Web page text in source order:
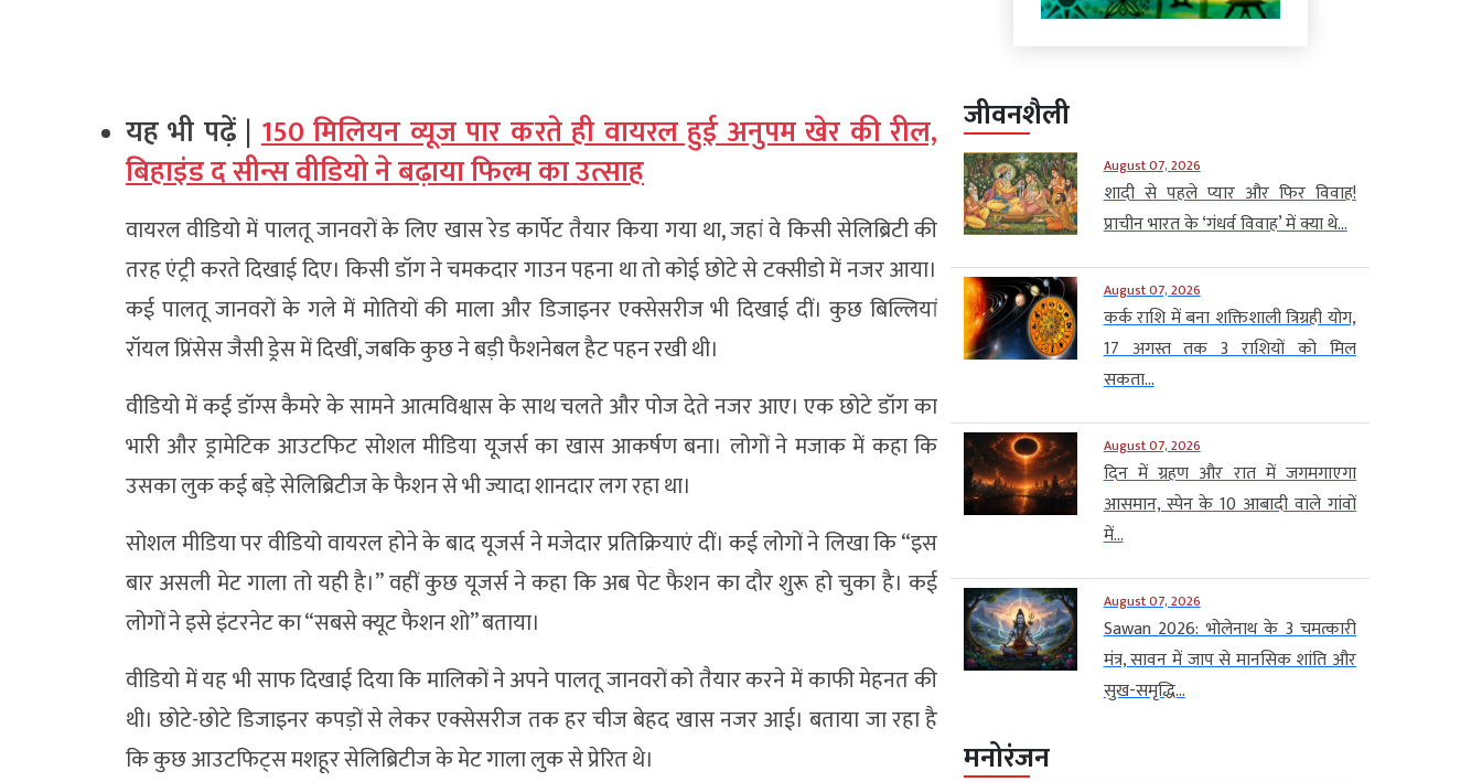
यह भी पढ़ें |150 मिलियन व्यूज पार करते ही वायरल हुई अनुपम खेर की रील,
बिहाइंड द सीन्स वीडियो ने बढ़ाया फिल्म का उत्साह
वायरल वीडियो में पालतू जानवरों के लिए खास रेड कार्पेट तैयार किया गया था, जहां वे किसी सेलिब्रिटी की
तरह एंट्री करते दिखाई दिए। किसी डॉग ने चमकदार गाउन पहना था तो कोई छोटे से टक्सीडो में नजर आया।
कई पालतू जानवरों के गले में मोतियों की माला और डिजाइनर एक्सेसरीज भी दिखाई दीं। कुछ बिल्लियां
रॉयल प्रिंसेस जैसी ड्रेस में दिखीं, जबकि कुछ ने बड़ी फैशनेबल हैट पहन रखी थी।
वीडियो में कई डॉग्स कैमरे के सामने आत्मविश्वास के साथ चलते और पोज देते नजर आए। एक छोटे डॉग का
भारी और ड्रामेटिक आउटफिट सोशल मीडिया यूजर्स का खास आकर्षण बना। लोगों ने मजाक में कहा कि
उसका लुक कई बड़े सेलिब्रिटीज के फैशन से भी ज्यादा शानदार लग रहा था।
सोशल मीडिया पर वीडियो वायरल होने के बाद यूजर्स ने मजेदार प्रतिक्रियाएं दीं। कई लोगों ने लिखा कि “इस
बार असली मेट गाला तो यही है।” वहीं कुछ यूजर्स ने कहा कि अब पेट फैशन का दौर शुरू हो चुका है। कई
लोगों ने इसे इंटरनेट का “सबसे क्यूट फैशन शो” बताया।
वीडियो में यह भी साफ दिखाई दिया कि मालिकों ने अपने पालतू जानवरों को तैयार करने में काफी मेहनत की
थी। छोटे-छोटे डिजाइनर कपड़ों से लेकर एक्सेसरीज तक हर चीज बेहद खास नजर आई। बताया जा रहा है
कि कुछ आउटफिट्स मशहूर सेलिब्रिटीज के मेट गाला लुक से प्रेरित थे।
जीवनशैली
August 07, 2026
शादी से पहले प्यार और फिर विवाह!
प्राचीन भारत के ‘गंधर्व विवाह’ में क्या थे...
August 07, 2026
कर्क राशि में बना शक्तिशाली त्रिग्रही योग,
17 अगस्त तक 3 राशियों को मिल
सकता...
August 07, 2026
दिन में ग्रहण और रात में जगमगाएगा
आसमान, स्पेन के 10 आबादी वाले गांवों
में...
August 07, 2026
Sawan 2026: भोलेनाथ के 3 चमत्कारी
मंत्र, सावन में जाप से मानसिक शांति और
सुख-समृद्धि...
मनोरंजन